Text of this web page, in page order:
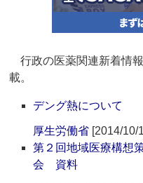
行政の医薬関連新着情
載。
デング熱について
厚生労働省 [2014/10/
第２回地域医療構想
会 資料